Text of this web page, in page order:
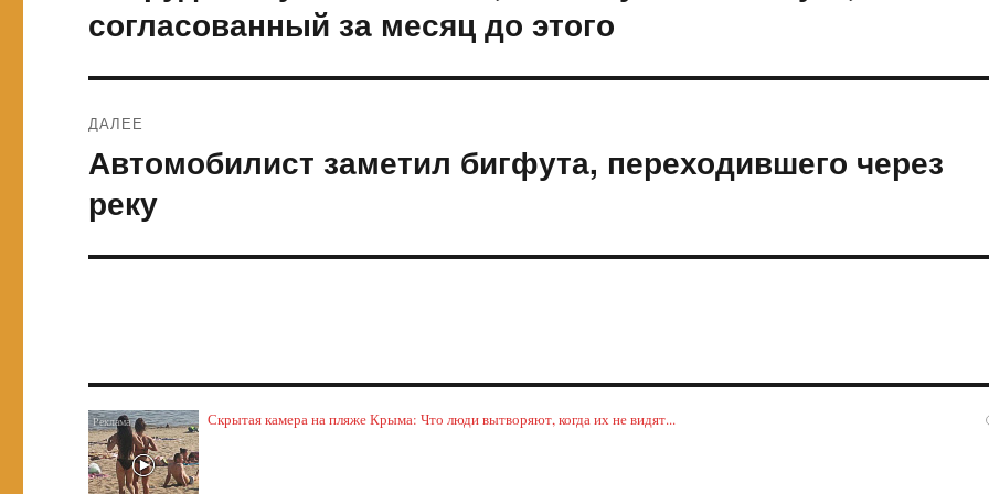
записям
запись:
согласованный за месяц до этого
ДАЛЕЕ
Следующая
Автомобилист заметил бигфута, переходившего через
реку
Скрытая камера на пляже Крыма: Что люди вытворяют, когда их не видят...